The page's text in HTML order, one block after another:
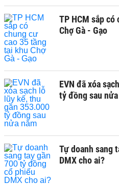
TP HCM sắp
Chợ Gà - Gạo
EVN đã xóa
tỷ đồng sau
Tự doanh sang
DMX cho ai?